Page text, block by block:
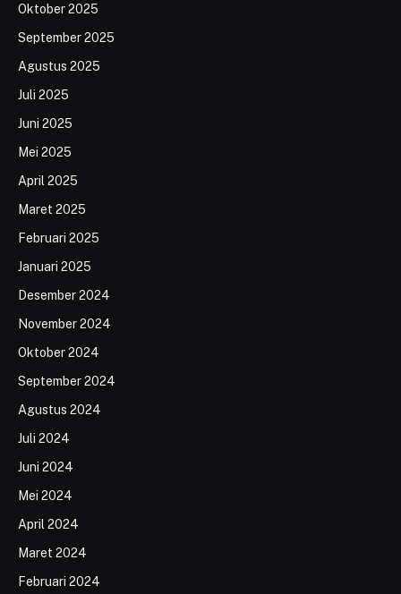
Oktober 2025
September 2025
Agustus 2025
Juli 2025
Juni 2025
Mei 2025
April 2025
Maret 2025
Februari 2025
Januari 2025
Desember 2024
November 2024
Oktober 2024
September 2024
Agustus 2024
Juli 2024
Juni 2024
Mei 2024
April 2024
Maret 2024
Februari 2024